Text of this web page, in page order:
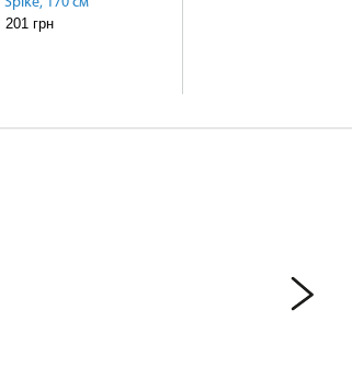
201 грн